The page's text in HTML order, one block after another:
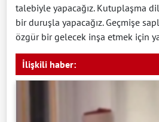
talebiyle yapacağız. Kutuplaşma
bir duruşla yapacağız. Geçmişe
özgür bir gelecek inşa etmek için
İlişkili haber: